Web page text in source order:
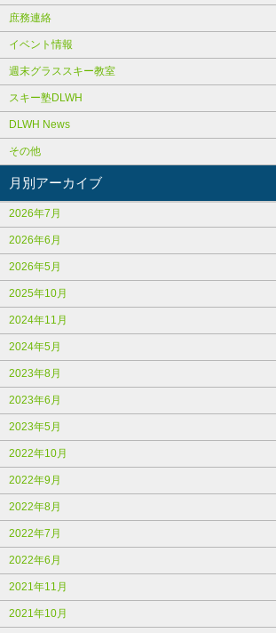
庶務連絡
イベント情報
週末グラススキー教室
スキー塾DLWH
DLWH News
その他
月別アーカイブ
2026年7月
2026年6月
2026年5月
2025年10月
2024年11月
2024年5月
2023年8月
2023年6月
2023年5月
2022年10月
2022年9月
2022年8月
2022年7月
2022年6月
2021年11月
2021年10月